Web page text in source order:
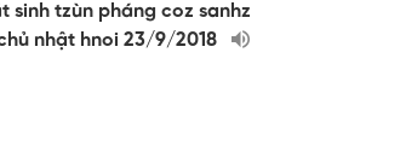
sinh tzùn pháng coz sanhz
nhật hnoi 23/9/2018